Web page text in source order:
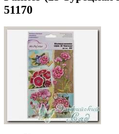
51170